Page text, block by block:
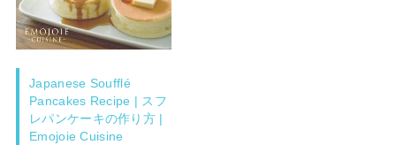
Japanese Soufflé
Pancakes Recipe | スフ
レパンケーキの作り方 |
Emojoie Cuisine